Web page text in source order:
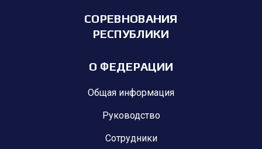
СОРЕВНОВАНИЯ
РЕСПУБЛИКИ
О ФЕДЕРАЦИИ
Общая информация
Руководство
Сотрудники